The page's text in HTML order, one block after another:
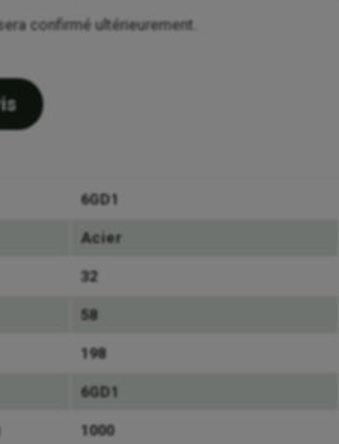
confirmé ultérieurement.
6GD1
Acier
32
58
198
6GD1
1000